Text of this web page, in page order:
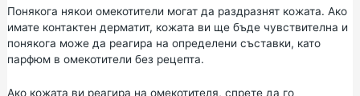
Понякога някои омекотители могат да раздразнят кожата. Ако
имате контактен дерматит, кожата ви ще бъде чувствителна и
понякога може да реагира на определени съставки, като
парфюм в омекотители без рецепта.
Ако кожата ви реагира на омекотителя, спрете да го